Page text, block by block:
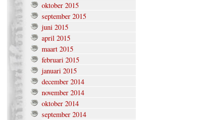
oktober 2015
september 2015
juni 2015
april 2015
maart 2015
februari 2015
januari 2015
december 2014
november 2014
oktober 2014
september 2014